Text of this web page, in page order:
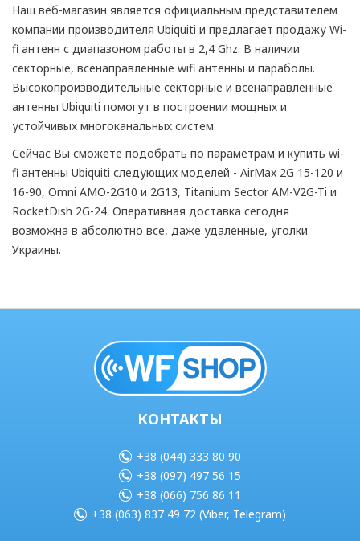
Наш веб-магазин является официальным представителем
компании производителя Ubiquiti и предлагает продажу Wi-
fi антенн с диапазоном работы в 2,4 Ghz. В наличии
секторные, всенаправленные wifi антенны и параболы.
Высокопроизводительные секторные и всенаправленные
антенны Ubiquiti помогут в построении мощных и
устойчивых многоканальных систем.
Сейчас Вы сможете подобрать по параметрам и купить wi-
fi антенны Ubiquiti следующих моделей - AirMax 2G 15-120 и
16-90, Omni AMO-2G10 и 2G13, Titanium Sector AM-V2G-Ti и
RocketDish 2G-24. Оперативная доставка сегодня
возможна в абсолютно все, даже удаленные, уголки
Украины.
КОНТАКТЫ
+38 (044) 333 80 90
+38 (097) 497 56 15
+38 (066) 756 86 11
+38 (063) 837 49 72 (Viber, Telegram)